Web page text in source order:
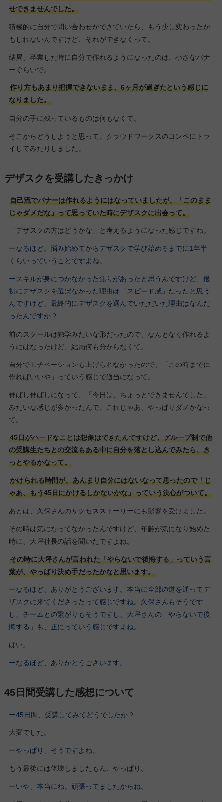
せできませんでした。
積極的に自分で問い合わせができていたら、もう少し変わったか
もしれないんですけど、それができなくって。
結局、卒業した時に自分で作れるようになったのは、小さなバナ
ーぐらいで。
作り方もあまり把握できないまま、6ヶ月が過ぎたという感じに
なりました。
自分の手に残っているものは何もなくて。
そこからどうしようと思って、クラウドワークスのコンペにトラ
イしてみたりしました。
デザスクを受講したきっかけ
自己流でバナーは作れるようにはなっていましたが、「このまま
じゃダメだな」って思っていた時にデザスクに出会って。
「デザスクの方はどうかな」と考えるようになった感じですね。
ーなるほど。悩み始めてからデザスクで学び始めるまでに1年半
くらいっていうことですよね。
ースキルが身につかなかった焦りがあったと思うんですけど、最
初にデザスクを選ばなかった理由は「スピード感」だったと思う
んですけど、最終的にデザスクを選んでいただいた理由はなんだ
ったんですか？
前のスクールは独学みたいな形だったので、なんとなく作れるよ
うにはなったけど、結局何も分からなくて。
自分でモチベーションも上げられなかったので、「この時までに
作ればいいや」っていう感じで適当になって。
伸ばし伸ばしになって、「今日は、ちょっとできませんでした」
みたいな感じが多かったんで、これじゃあ、やっぱりダメかなっ
て。
45日がハードなことは想像はできたんですけど、グループ制で他
の受講生たちとの交流もある中に自分を落とし込んでみたら、き
っとやるかなって。
かけられる時間が、あんまり自分にはないなって思ったので「じ
ゃあ、もう45日にかけるしかないかな」っていう決心がついて。
あとは、久保さんのサクセスストーリーにも影響を受けました。
その時は気になってなかったんですけど、年齢が気になり始めた
時に、大坪社長の話を聞いたですよね。
その時に大坪さんが言われた「やらないで後悔する」っていう言
葉が、やっぱり決め手だったかなと思います。
ーなるほど、ありがとうございます。本当に全部の道を通ってデ
ザスクに来てくださったって感じですね。久保さんもそうです
し、チームとの繋がりもそうですし、大坪さんの「やらないで後
悔する」も、正にっていう感じですよね。
はい。
ーなるほど、ありがとうございます。
45日間受講した感想について
ー45日間、受講してみてどうでしたか？
大変でした。
ーやっぱり、そうですよね。
もう最後には体壊しましたもん、やっぱり。
ーいや、本当にね。頑張ってましたからね。